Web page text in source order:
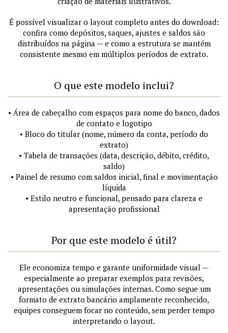
É possível visualizar o layout completo antes do download:
confira como depósitos, saques, ajustes e saldos são
distribuídos na página — e como a estrutura se mantém
consistente mesmo em múltiplos períodos de extrato.
O que este modelo inclui?
• Área de cabeçalho com espaços para nome do banco, dados
de contato e logotipo
• Bloco do titular (nome, número da conta, período do
extrato)
• Tabela de transações (data, descrição, débito, crédito,
saldo)
• Painel de resumo com saldos inicial, final e movimentação
líquida
• Estilo neutro e funcional, pensado para clareza e
apresentação profissional
Por que este modelo é útil?
Ele economiza tempo e garante uniformidade visual —
especialmente ao preparar exemplos para revisões,
apresentações ou simulações internas. Como segue um
formato de extrato bancário amplamente reconhecido,
equipes conseguem focar no conteúdo, sem perder tempo
interpretando o layout.